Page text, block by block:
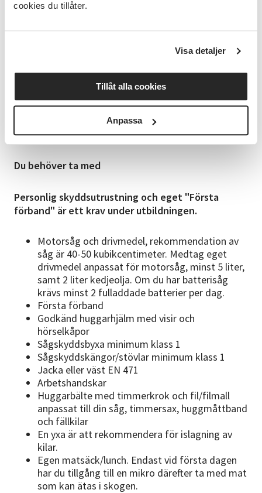
cookies du tillåter.
Visa detaljer
Tillåt alla cookies
Anpassa
Metoder och hjälpmedel vid trädfällning
Arbetsteknik vid avverkning
Examinationen utförs externt efter att du har
genomfört utbildningen och betalas separat till
examinatorn, ca 2000 kr+moms, samt 480+moms kr
för kort. Under pågående kurs kommer datum för
din examination att bestämmas tillsammans med
kursledarna utifrån dina önskemål.
Du behöver ta med
Personlig skyddsutrustning och eget "Första
förband" är ett krav under utbildningen.
Motorsåg och drivmedel, rekommendation av
såg är 40-50 kubikcentimeter. Medtag eget
drivmedel anpassat för motorsåg, minst 5 liter,
samt 2 liter kedjeolja. Om du har batterisåg
krävs minst 2 fulladdade batterier per dag.
Första förband
Godkänd huggarhjälm med visir och
hörselkåpor
Sågskyddsbyxa minimum klass 1
Sågskyddskängor/stövlar minimum klass 1
Jacka eller väst EN 471
Arbetshandskar
Huggarbälte med timmerkrok och fil/filmall
anpassat till din såg, timmersax, huggmåttband
och fällkilar
En yxa är att rekommendera för islagning av
kilar.
Egen matsäck/lunch. Endast vid första dagen
har du tillgång till en mikro därefter ta med mat
som kan ätas i skogen.